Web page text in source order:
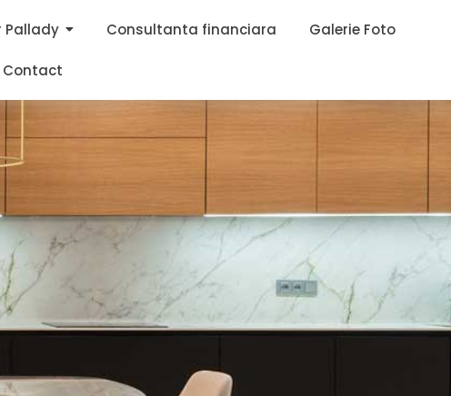
Pallady Consultanta financiara Galerie Foto
Contact